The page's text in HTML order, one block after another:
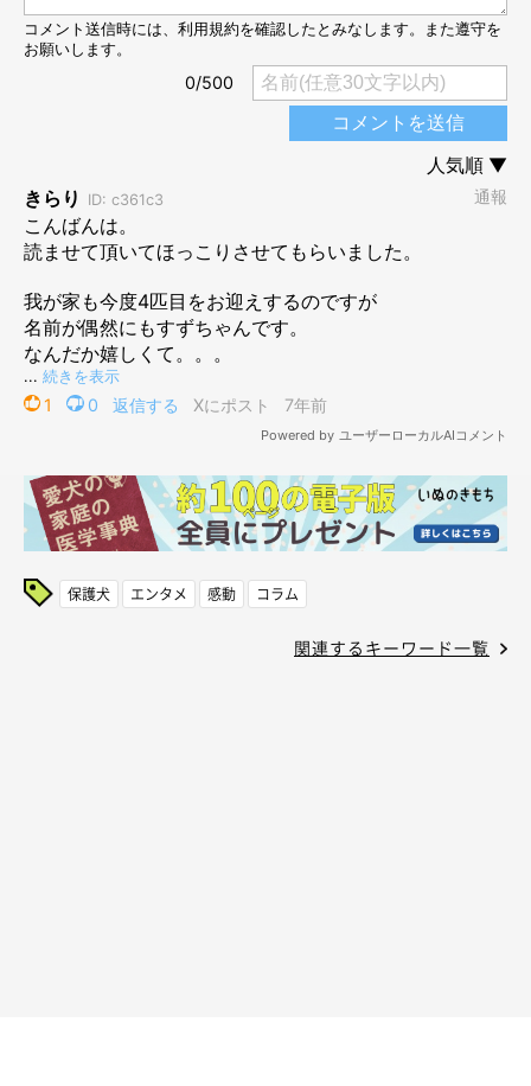
保護犬 エンタメ 感動 コラム
関連するキーワード一覧